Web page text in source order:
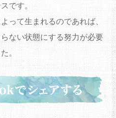
です。
って生まれるのであれば、
ない状態にする努力が必要
。